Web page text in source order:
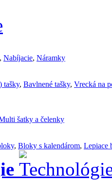
, Nabíjacie, Náramky
tašky, Bavlnené tašky, Vrecká na
šatky a čelenky
, Bloky s kalendárom, Lepiace